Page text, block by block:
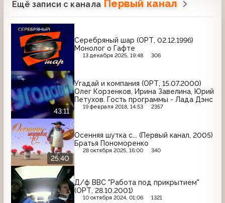
Ещё записи с канала Первый канал
Серебряный шар (ОРТ, 02.12.1996)
Монолог о Гафте
13 декабря 2025, 19:48 306
43:11
Угадай и компания (ОРТ, 15.07.2000)
Олег Корзенков, Ирина Завелина, Юрий
Петухов. Гость программы - Лада Дэнс
19 февраля 2018, 14:53 2357
25:40
Осенняя шутка с... (Первый канал, 2005)
Братья Пономоренко
28 октября 2025, 16:00 340
Д/ф BBC "Работа под прикрытием"
(ОРТ, 28.10.2001)
10 октября 2024, 01:06 1321